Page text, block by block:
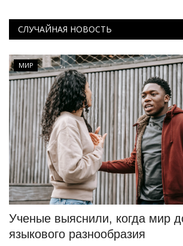
СЛУЧАЙНАЯ НОВОСТЬ
МИР
Ученые выяснили, когда мир
языкового разнообразия